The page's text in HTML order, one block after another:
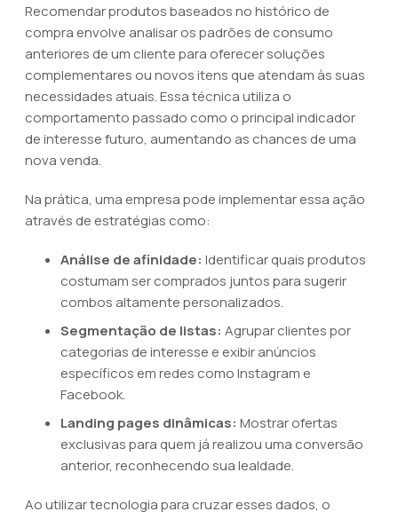
Recomendar produtos baseados no histórico de
compra envolve analisar os padrões de consumo
anteriores de um cliente para oferecer soluções
complementares ou novos itens que atendam às suas
necessidades atuais. Essa técnica utiliza o
comportamento passado como o principal indicador
de interesse futuro, aumentando as chances de uma
nova venda.
Na prática, uma empresa pode implementar essa ação
através de estratégias como:
Análise de afinidade: Identificar quais produtos
costumam ser comprados juntos para sugerir
combos altamente personalizados.
Segmentação de listas: Agrupar clientes por
categorias de interesse e exibir anúncios
específicos em redes como Instagram e
Facebook.
Landing pages dinâmicas: Mostrar ofertas
exclusivas para quem já realizou uma conversão
anterior, reconhecendo sua lealdade.
Ao utilizar tecnologia para cruzar esses dados, o